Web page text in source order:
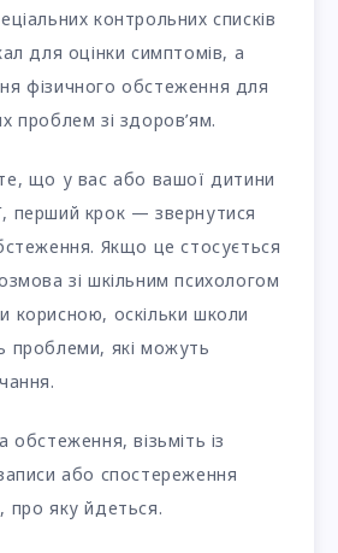
контрольних списків
для оцінки симптомів, а
фізичного обстеження для
проблем зі здоров’ям.
що у вас або вашої дитини
крок — звернутися
Якщо це стосується
зі шкільним психологом
корисною, оскільки школи
проблеми, які можуть
візьміть із
або спостереження
про яку йдеться.